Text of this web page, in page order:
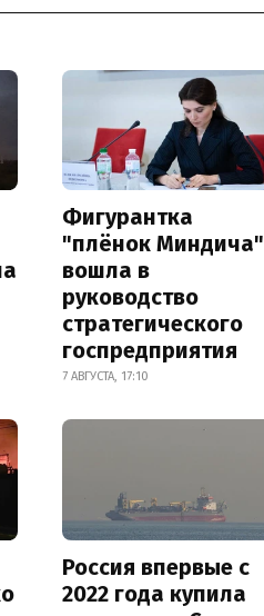
Фигурантка
"плёнок Миндича"
вошла в
руководство
стратегического
госпредприятия
7 АВГУСТА, 17:10
Россия впервые с
2022 года купила